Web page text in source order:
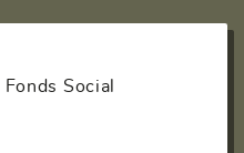
Social